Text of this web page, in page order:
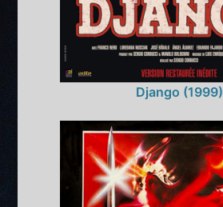
Django (1999)